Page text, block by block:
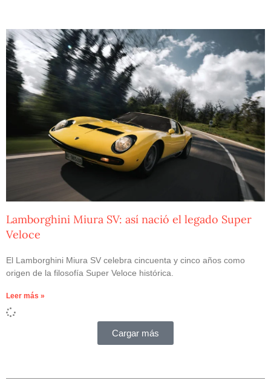
Lamborghini Miura SV: así nació el legado Super
Veloce
El Lamborghini Miura SV celebra cincuenta y cinco años como
origen de la filosofía Super Veloce histórica.
Leer más »
Cargar más